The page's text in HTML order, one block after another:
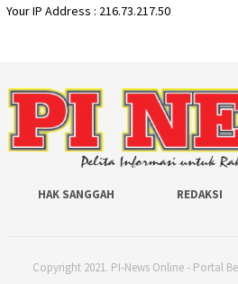
Your IP Address : 216.73.217.50
HAK SANGGAH REDAKSI
Copyright 2021. PI-News Online - Portal